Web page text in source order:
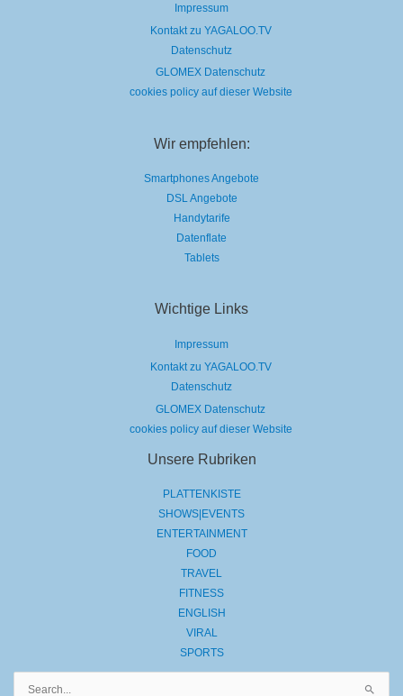
Impressum
Kontakt zu YAGALOO.TV
Datenschutz
GLOMEX Datenschutz
cookies policy auf dieser Website
Wir empfehlen:
Smartphones Angebote
DSL Angebote
Handytarife
Datenflate
Tablets
Wichtige Links
Impressum
Kontakt zu YAGALOO.TV
Datenschutz
GLOMEX Datenschutz
cookies policy auf dieser Website
Unsere Rubriken
PLATTENKISTE
SHOWS|EVENTS
ENTERTAINMENT
FOOD
TRAVEL
FITNESS
ENGLISH
VIRAL
SPORTS